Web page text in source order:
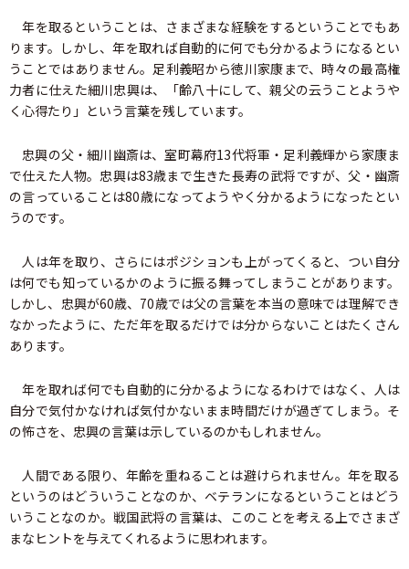
年を取るということは、さまざまな経験をするということでもあ
ります。しかし、年を取れば自動的に何でも分かるようになるとい
うことではありません。足利義昭から徳川家康まで、時々の最高権
力者に仕えた細川忠興は、「齢八十にして、親父の云うことようや
く心得たり」という言葉を残しています。
忠興の父・細川幽斎は、室町幕府13代将軍・足利義輝から家康ま
で仕えた人物。忠興は83歳まで生きた長寿の武将ですが、父・幽斎
の言っていることは80歳になってようやく分かるようになったとい
うのです。
人は年を取り、さらにはポジションも上がってくると、つい自分
は何でも知っているかのように振る舞ってしまうことがあります。
しかし、忠興が60歳、70歳では父の言葉を本当の意味では理解でき
なかったように、ただ年を取るだけでは分からないことはたくさん
あります。
年を取れば何でも自動的に分かるようになるわけではなく、人は
自分で気付かなければ気付かないまま時間だけが過ぎてしまう。そ
の怖さを、忠興の言葉は示しているのかもしれません。
人間である限り、年齢を重ねることは避けられません。年を取る
というのはどういうことなのか、ベテランになるということはどう
いうことなのか。戦国武将の言葉は、このことを考える上でさまざ
まなヒントを与えてくれるように思われます。